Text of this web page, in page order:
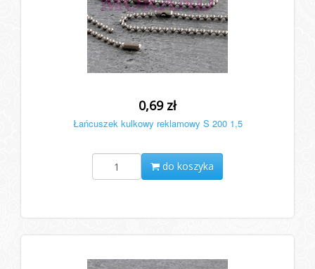
0,69 zł
Łańcuszek kulkowy reklamowy S 200 1,5
do koszyka